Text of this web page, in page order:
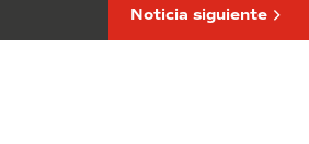
Noticia siguiente